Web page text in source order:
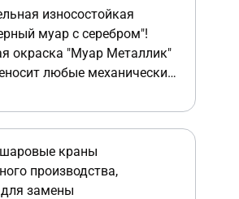
износостойкая
муар с серебром"!
окраска "Муар Металлик"
любые механические
GIDRUSS не остается
даже в случае
монтажа!
краны
производства,
замены